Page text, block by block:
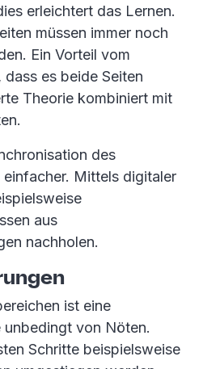
erleichtert das Lernen.
müssen immer noch
Ein Vorteil vom
es beide Seiten
Theorie kombiniert mit
des
Mittels digitaler
aus
nachholen.
ist eine
von Nöten.
Schritte beispielsweise